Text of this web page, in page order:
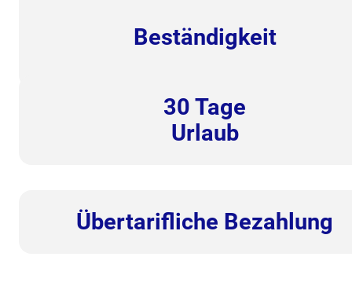
Beständigkeit
30 Tage
Urlaub
Übertarifliche Bezahlung